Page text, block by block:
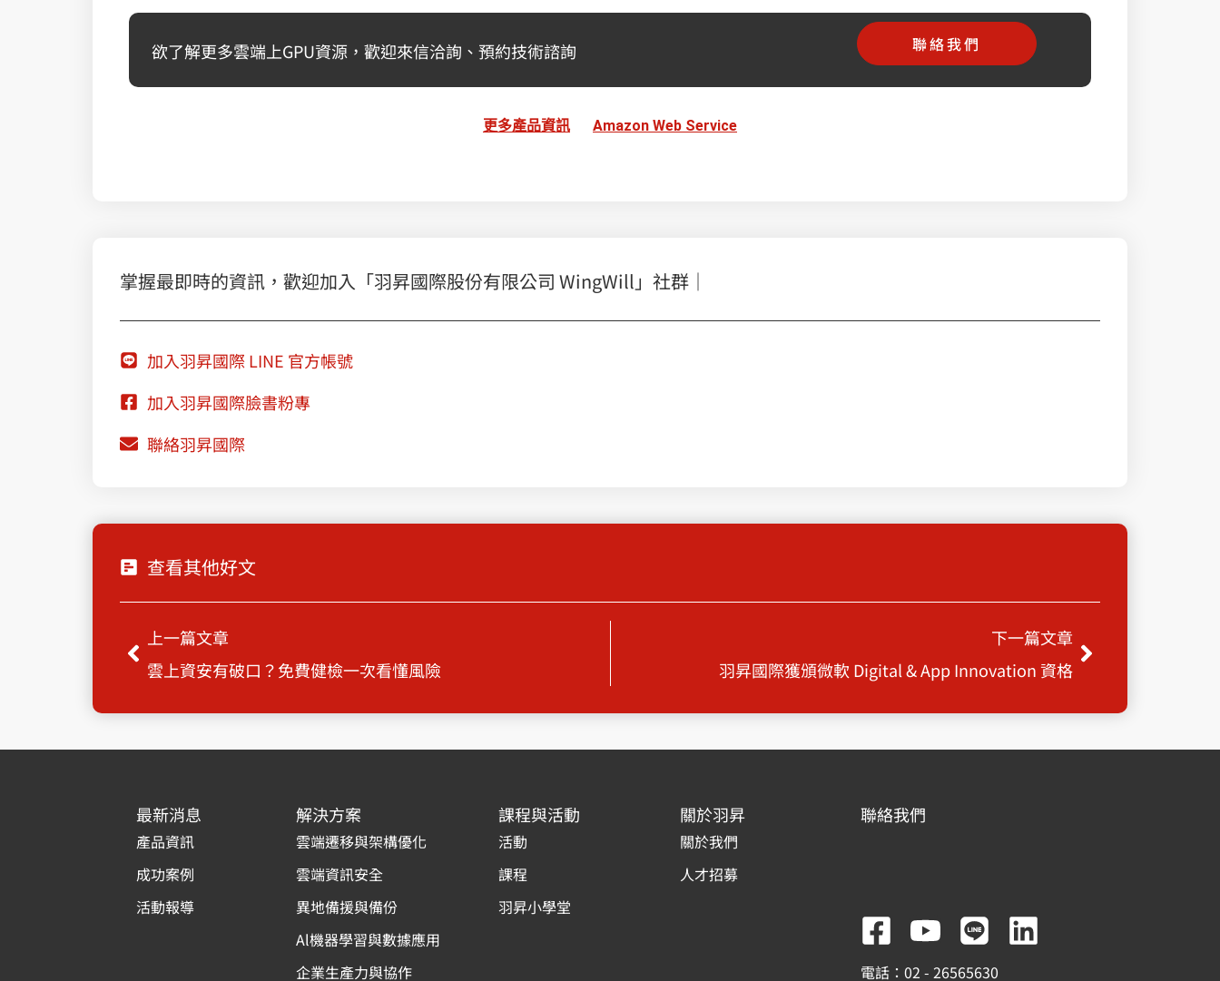
欲了解更多雲端上GPU資源，歡迎來信洽詢、預約技術諮詢 聯絡我們
更多產品資訊 Amazon Web Service
掌握最即時的資訊，歡迎加入「羽昇國際股份有限公司 WingWill」社群｜
加入羽昇國際 LINE 官方帳號
加入羽昇國際臉書粉專
聯絡羽昇國際
查看其他好文
上一頁
上一篇文章
雲上資安有破口？免費健檢一次看懂風險
下一篇文章
羽昇國際獲頒微軟 Digital & App Innovation 資格
下一篇
最新消息
產品資訊
成功案例
活動報導
解決方案
雲端遷移與架構優化
雲端資訊安全
異地備援與備份
Al機器學習與數據應用
企業生產力與協作
課程與活動
活動
課程
羽昇小學堂
關於羽昇
關於我們
人才招募
聯絡我們
F
a
Y
o
L
i
L
電話：02 - 26565630